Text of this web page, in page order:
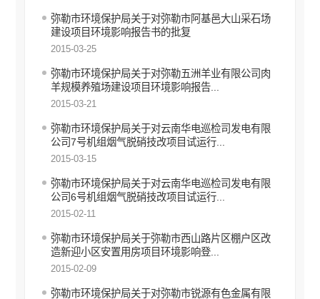
住房保障信息公开
国有土地上房屋征收补偿信息公开
自然资源政务公开
不动产登记公告
征地信息公开
工商登记和事中事后监管信息公开
食品药品安全信息公开
教育信息公开
文化旅游信息公开
民政信息公开
乡村振兴信息公开
推进户籍和出入境管理服务公开
就业创业信息公开
公共资源交易信息公开
科技管理和项目经费信息公开
国有企业信息公开
弥勒市环境保护局关于对弥勒市阿基邑大山采石场
建设项目环境影响报告书的批复
2015-03-25
弥勒市环境保护局关于对弥勒五洲羊业有限公司肉
羊规模养殖场建设项目环境影响报告...
2015-03-21
弥勒市环境保护局关于对云南华电巡检司发电有限
公司7号机组烟气脱硝技改项目试运行...
2015-03-15
弥勒市环境保护局关于对云南华电巡检司发电有限
公司6号机组烟气脱硝技改项目试运行...
2015-02-11
弥勒市环境保护局关于弥勒市西山路片区棚户区改
造新迎小区安置用房项目环境影响登...
2015-02-09
弥勒市环境保护局关于对弥勒市锐源有色金属有限